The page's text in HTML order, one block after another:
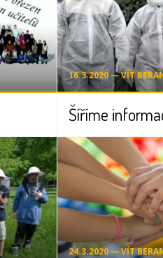
16.3.2020 ― VÍT
Šíříme
24.3.2020 ― VÍT